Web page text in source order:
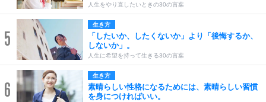
人生をやり直したいときの30の言葉
5
生き方
「したいか、したくないか」より「後悔するか、
しないか」。
人生に希望を持って生きる30の言葉
6
生き方
素晴らしい性格になるためには、素晴らしい習慣
を身につければいい。